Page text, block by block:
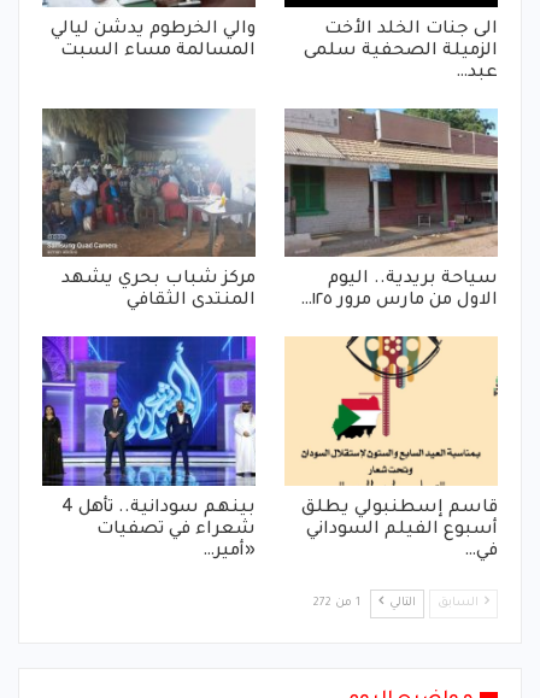
الى جنات الخلد الأخت
الزميلة الصحفية سلمى
عبد…
والي الخرطوم يدشن ليالي
المسالمة مساء السبت
سياحة بريدية.. اليوم
الاول من مارس مرور ١٢٥…
مركز شباب بحري يشهد
المنتدى الثقافي
قاسم إسطنبولي يطلق
أسبوع الفيلم السوداني
في…
بينهم سودانية.. تأهل 4
شعراء في تصفيات
«أمير…
السابق التالي 1 من 272